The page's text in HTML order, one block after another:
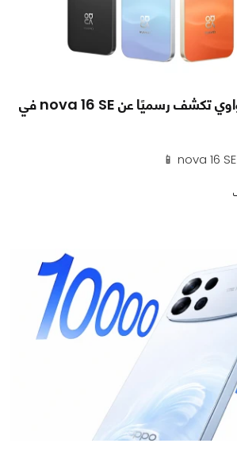
ببطارية عملاقة | هواوي تكشف رسميًا عن nova 16 SE في